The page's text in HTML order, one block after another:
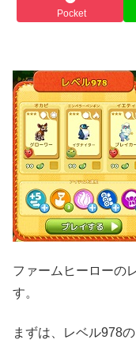
Pocket
ファームヒーローの
す。
まずは、レベル978